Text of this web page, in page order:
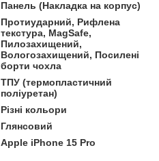
Панель (Накладка на корпус)
Протиударний, Рифлена
текстура, MagSafe,
Пилозахищений,
Вологозахищений, Посилені
борти чохла
ТПУ (термопластичний
поліуретан)
Різні кольори
Глянсовий
Apple iPhone 15 Pro